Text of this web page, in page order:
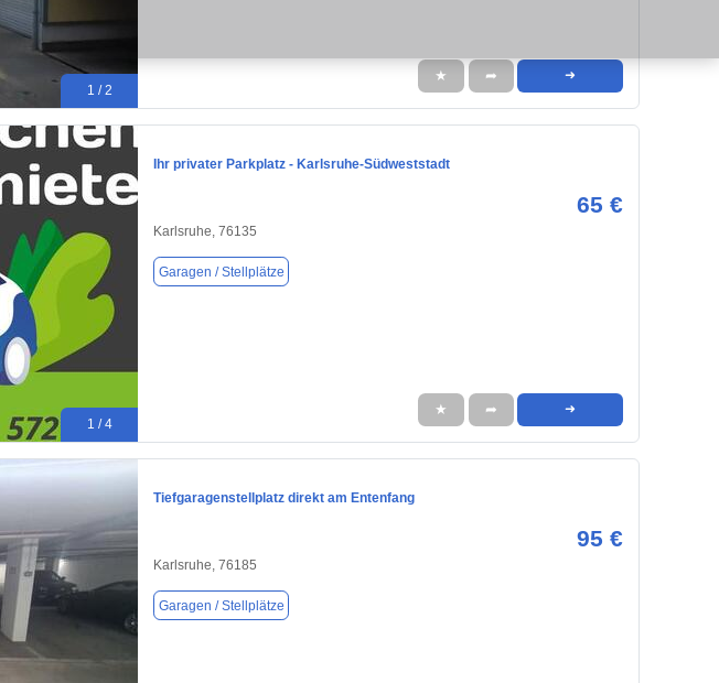
1 / 2
★ ➦ ➜
1 / 4
Ihr privater Parkplatz - Karlsruhe-Südweststadt
65 €
Karlsruhe, 76135
Garagen / Stellplätze
★ ➦ ➜
Tiefgaragenstellplatz direkt am Entenfang
95 €
Karlsruhe, 76185
Garagen / Stellplätze